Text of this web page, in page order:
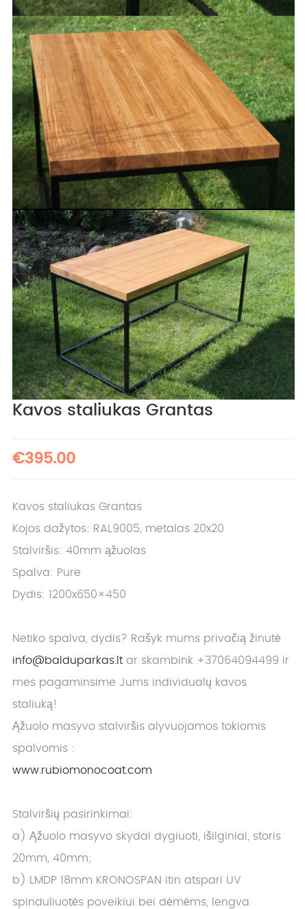
Kavos staliukas Grantas
€395.00
Kavos staliukas Grantas
Kojos dažytos: RAL9005, metalas 20x20
Stalviršis: 40mm ąžuolas
Spalva: Pure
Dydis: 1200x650×450
Netiko spalva, dydis? Rašyk mums privačią žinutė
info@balduparkas.lt ar skambink +37064094499 ir
mes pagaminsime Jums individualų kavos
staliuką!
Ąžuolo masyvo stalviršis alyvuojamos tokiomis
spalvomis :
www.rubiomonocoat.com
Stalviršių pasirinkimai:
a) Ąžuolo masyvo skydai dygiuoti, išilginiai, storis
20mm, 40mm;
b) LMDP 18mm KRONOSPAN itin atspari UV
spinduliuotės poveikiui bei dėmėms, lengva